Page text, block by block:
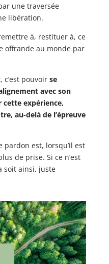
une traversée
libération.
à, restituer à, ce
offrande au monde par
pouvoir se
avec son
cette expérience,
au-delà de l’épreuve
pardon est, lorsqu’il est
de prise. Si ce n’est
soit ainsi, juste